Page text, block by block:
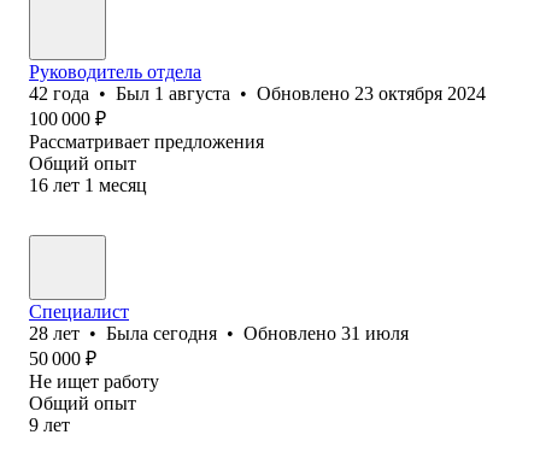
Руководитель отдела
42 года • Был 1 августа • Обновлено 23 октября 2024
100 000 ₽
Рассматривает предложения
Общий опыт
16 лет 1 месяц
Специалист
28 лет • Была сегодня • Обновлено 31 июля
50 000 ₽
Не ищет работу
Общий опыт
9 лет